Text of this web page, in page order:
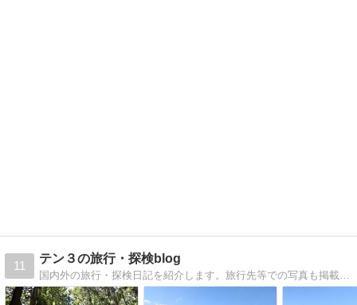
11
テン３の旅行・探検blog
国内外の旅行・探検日記を紹介します。旅行先等での写真も掲載してます＾＾